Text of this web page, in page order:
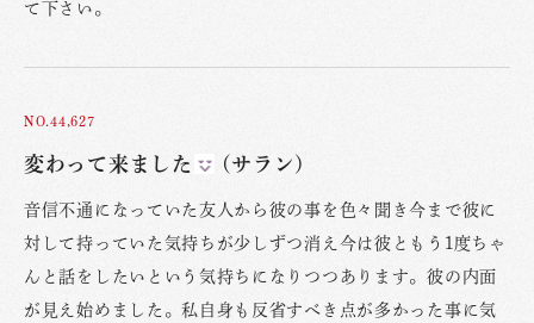
て下さい。
NO.44,627
変わって来ました (サラン)
音信不通になっていた友人から彼の事を色々聞き今まで彼に
対して持っていた気持ちが少しずつ消え今は彼ともう1度ちゃ
んと話をしたいという気持ちになりつつあります。彼の内面
が見え始めました。私自身も反省すべき点が多かった事に気